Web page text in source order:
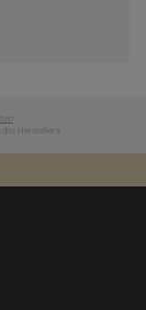
Herstellers